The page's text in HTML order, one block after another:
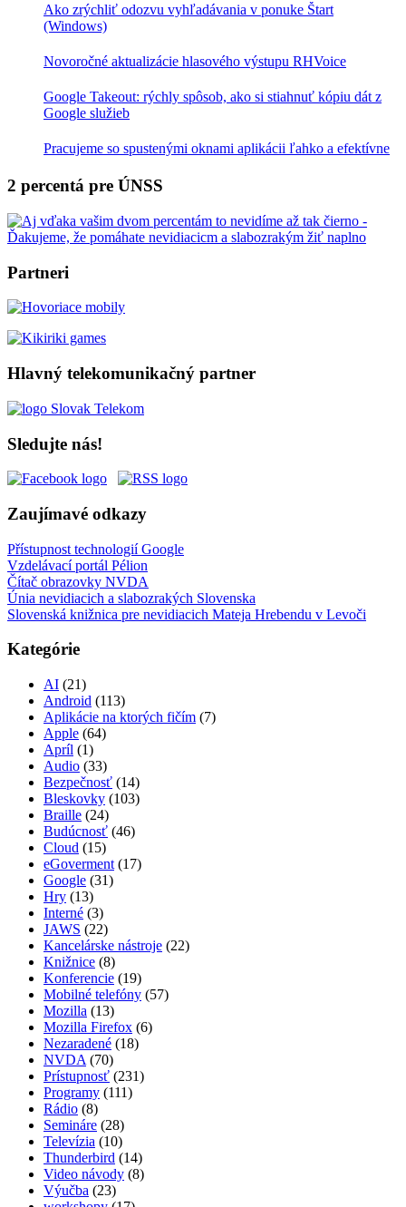
Ako zrýchliť odozvu vyhľadávania v ponuke Štart
(Windows)
Novoročné aktualizácie hlasového výstupu RHVoice
Google Takeout: rýchly spôsob, ako si stiahnuť kópiu dát z
Google služieb
Pracujeme so spustenými oknami aplikácii ľahko a efektívne
2 percentá pre ÚNSS
Partneri
Hlavný telekomunikačný partner
Sledujte nás!
Zaujímavé odkazy
Přístupnost technologií Google
Vzdelávací portál Pélion
Čítač obrazovky NVDA
Únia nevidiacich a slabozrakých Slovenska
Slovenská knižnica pre nevidiacich Mateja Hrebendu v Levoči
Kategórie
AI (21)
Android (113)
Aplikácie na ktorých fičím (7)
Apple (64)
Apríl (1)
Audio (33)
Bezpečnosť (14)
Bleskovky (103)
Braille (24)
Budúcnosť (46)
Cloud (15)
eGoverment (17)
Google (31)
Hry (13)
Interné (3)
JAWS (22)
Kancelárske nástroje (22)
Knižnice (8)
Konferencie (19)
Mobilné telefóny (57)
Mozilla (13)
Mozilla Firefox (6)
Nezaradené (18)
NVDA (70)
Prístupnosť (231)
Programy (111)
Rádio (8)
Semináre (28)
Televízia (10)
Thunderbird (14)
Video návody (8)
Výučba (23)